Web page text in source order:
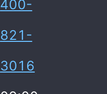
400-
821-
3016